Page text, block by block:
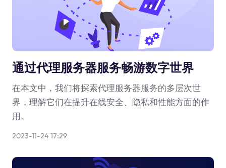
通过代理服务器服务畅游数字世界
在本文中，我们将探索代理服务器服务的多层次世
界，理解它们在提升在线安全、隐私和性能方面的作
用。
2023-11-24 17:29